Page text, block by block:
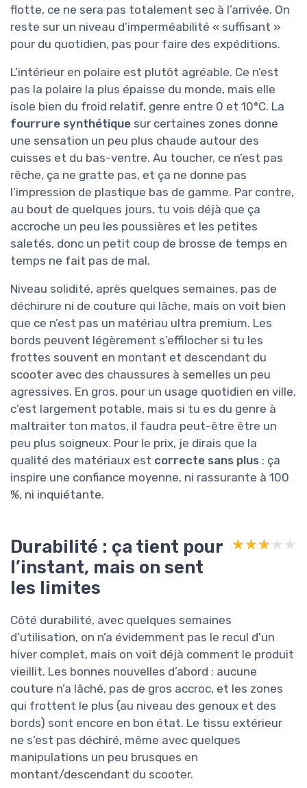
flotte, ce ne sera pas totalement sec à l’arrivée. On
reste sur un niveau d’imperméabilité « suffisant »
pour du quotidien, pas pour faire des expéditions.
L’intérieur en polaire est plutôt agréable. Ce n’est
pas la polaire la plus épaisse du monde, mais elle
isole bien du froid relatif, genre entre 0 et 10°C. La
fourrure synthétique sur certaines zones donne
une sensation un peu plus chaude autour des
cuisses et du bas-ventre. Au toucher, ce n’est pas
rêche, ça ne gratte pas, et ça ne donne pas
l’impression de plastique bas de gamme. Par contre,
au bout de quelques jours, tu vois déjà que ça
accroche un peu les poussières et les petites
saletés, donc un petit coup de brosse de temps en
temps ne fait pas de mal.
Niveau solidité, après quelques semaines, pas de
déchirure ni de couture qui lâche, mais on voit bien
que ce n’est pas un matériau ultra premium. Les
bords peuvent légèrement s’effilocher si tu les
frottes souvent en montant et descendant du
scooter avec des chaussures à semelles un peu
agressives. En gros, pour un usage quotidien en ville,
c’est largement potable, mais si tu es du genre à
maltraiter ton matos, il faudra peut-être être un
peu plus soigneux. Pour le prix, je dirais que la
qualité des matériaux est correcte sans plus : ça
inspire une confiance moyenne, ni rassurante à 100
%, ni inquiétante.
Durabilité : ça tient pour
l’instant, mais on sent
les limites
★★★★★
★★★★★
Côté durabilité, avec quelques semaines
d’utilisation, on n’a évidemment pas le recul d’un
hiver complet, mais on voit déjà comment le produit
vieillit. Les bonnes nouvelles d’abord : aucune
couture n’a lâché, pas de gros accroc, et les zones
qui frottent le plus (au niveau des genoux et des
bords) sont encore en bon état. Le tissu extérieur
ne s’est pas déchiré, même avec quelques
manipulations un peu brusques en
montant/descendant du scooter.